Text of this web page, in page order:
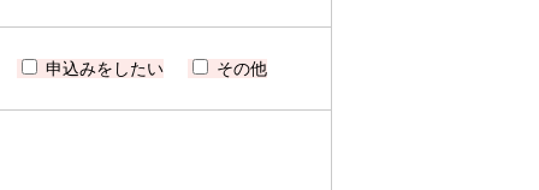
申込みをしたい その他